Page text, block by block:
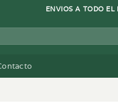
ENVIOS A TODO EL